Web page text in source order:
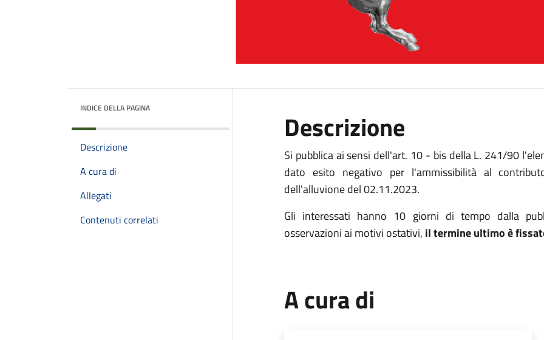
INDICE DELLA PAGINA
Descrizione
A cura di
Allegati
Contenuti correlati
Descrizione
Si pubblica ai sensi dell'art. 10 - bis della L. 241/90
dato esito negativo per l'ammissibilità al
dell'alluvione del 02.11.2023.
Gli interessati hanno 10 giorni di tempo dalla
osservazioni ai motivi ostativi, il termine ultimo è
A cura di